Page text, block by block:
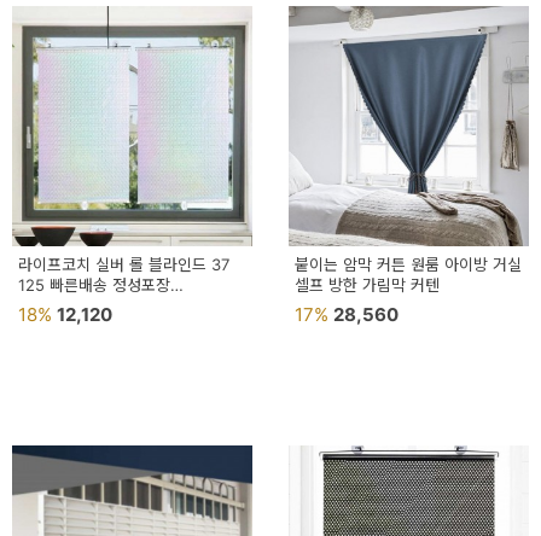
라이프코치 실버 롤 블라인드 37
125 빠른배송 정성포장
창문암막스크린 블라인드스크린
18% 12,120
붙이는 암막 커튼 원룸 아이방 거실
셀프 방한 가림막 커텐
17% 28,560